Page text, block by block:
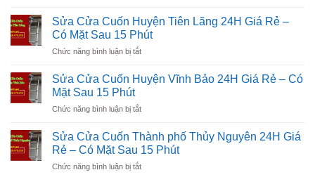
24H
Giá
–
Mặt
Phút
Cửa
Cuốn
Huyện
Kiến
24H
–
Mặt
Sau
Phút
Sửa Cửa Cuốn Huyện Tiên Lãng 24H Giá Rẻ –
Có Mặt Sau 15 Phút
Chức năng bình luận bị tắtở
Cửa
Cuốn
Tiên
24H
Giá
–
Sửa Cửa Cuốn Huyện Vĩnh Bảo 24H Giá Rẻ – Có
Mặt Sau 15 Phút
Chức năng bình luận bị tắtở
Cửa
Cuốn
Huyện
Vĩnh
Sửa Cửa Cuốn Thành phố Thủy Nguyên 24H Giá
Rẻ – Có Mặt Sau 15 Phút
Chức năng bình luận bị tắtở